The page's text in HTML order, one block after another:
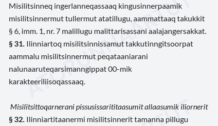
Misilitsinneq ingerlanneqassaaq kingusinnerpaamik
misilitsinnermut tullermut atatillugu, aammattaaq takukkit
§ 6, imm. 1, nr. 7 malillugu malittarisassani aalajangersakkat.
§ 31. Ilinniartoq misilitsinnissamut takkutinngitsoorpat
aammalu misilitsinnermut peqataaniarani
nalunaaruteqarsimanngippat 00-mik
karakteeriliisoqassaaq.
Misilitsittoqarnerani pissusissarititaasumit allaasumik iliornerit
§ 32. Ilinniartitaanermi misilitsinnerit tamanna pillugu